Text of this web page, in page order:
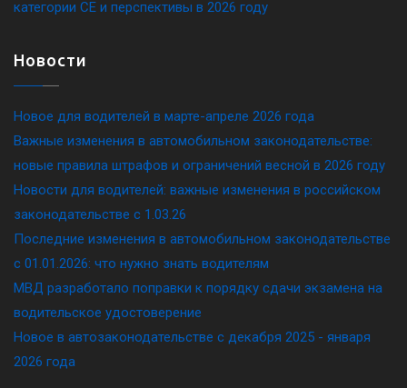
категории CE и перспективы в 2026 году
Новости
Новое для водителей в марте-апреле 2026 года
Важные изменения в автомобильном законодательстве:
новые правила штрафов и ограничений весной в 2026 году
Новости для водителей: важные изменения в российском
законодательстве c 1.03.26
Последние изменения в автомобильном законодательстве
c 01.01.2026: что нужно знать водителям
МВД разработало поправки к порядку сдачи экзамена на
водительское удостоверение
Новое в автозаконодательстве с декабря 2025 - января
2026 года